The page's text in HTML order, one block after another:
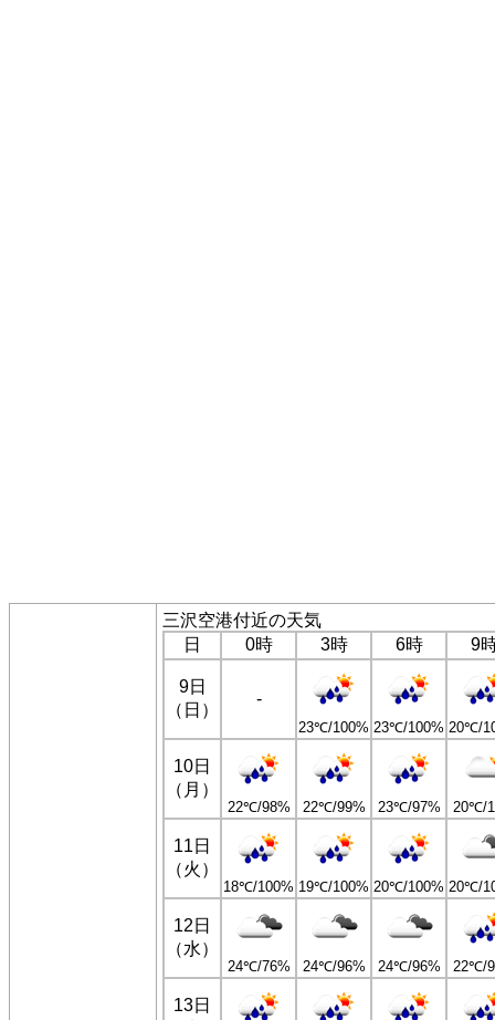
三沢空港付近の天気
日
0時 3時 6時 9
9日
（日）
-
23℃/100% 23℃/100% 20℃/
10日
（月）
22℃/98% 22℃/99% 23℃/97% 20℃/
11日
（火）
18℃/100% 19℃/100% 20℃/100% 20℃/
12日
（水）
24℃/76% 24℃/96% 24℃/96% 22℃/
13日